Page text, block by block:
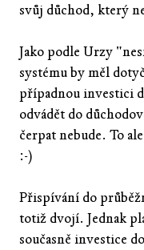
svůj důchod, který
Jako podle Urzy
systému by měl
případnou investici
odvádět do
čerpat nebude. To
:-)
Přispívání do
totiž dvojí. Jednak
současně investice